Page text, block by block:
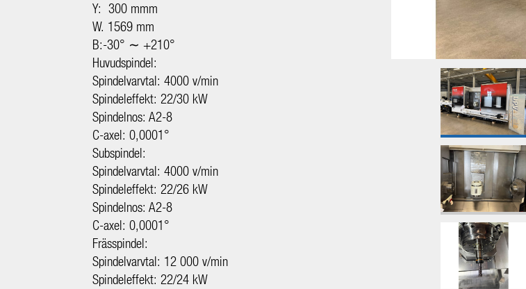
Y: 300 mmm
W. 1569 mm
B:-30° ∼ +210°
Huvudspindel:
Spindelvarvtal: 4000 v/min
Spindeleffekt: 22/30 kW
Spindelnos: A2-8
C-axel: 0,0001°
Subspindel:
Spindelvarvtal: 4000 v/min
Spindeleffekt: 22/26 kW
Spindelnos: A2-8
C-axel: 0,0001°
Frässpindel:
Spindelvarvtal: 12 000 v/min
Spindeleffekt: 22/24 kW